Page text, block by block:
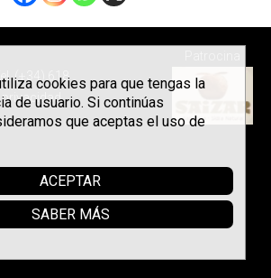
(+34) 618
cookies para que tengas la
de usuario. Si continúas
que aceptas el uso de
ACEPTAR
SABER MÁS